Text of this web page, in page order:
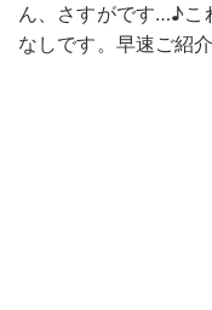
ん、さすがです…♪こ
なしです。早速ご紹